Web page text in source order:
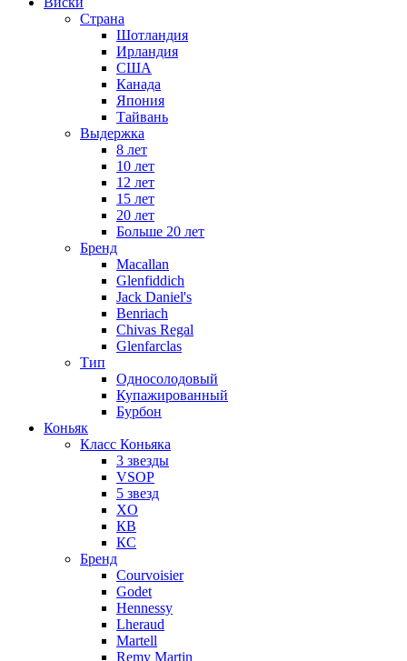
Страна
Шотландия
Ирландия
США
Канада
Япония
Тайвань
Выдержка
8 лет
10 лет
12 лет
15 лет
20 лет
Больше 20 лет
Бренд
Macallan
Glenfiddich
Jack Daniel's
Benriach
Chivas Regal
Glenfarclas
Тип
Односолодовый
Купажированный
Бурбон
Коньяк
Класс Коньяка
3 звезды
VSOP
5 звезд
XO
КВ
КС
Бренд
Courvoisier
Godet
Hennessy
Lheraud
Martell
Remy Martin